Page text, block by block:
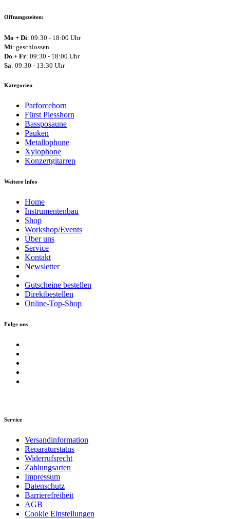
Öffnungszeiten:
Mo + Di: 09:30 - 18:00 Uhr
Mi: geschlossen
Do + Fr: 09:30 - 18:00 Uhr
Sa: 09:30 - 13:30 Uhr
Kategorien
Parforcehorn
Fürst Plesshorn
Bassposaune
Pauken
Metallophone
Xylophone
Konzertgitarren
Weitere Infos
Home
Instrumentenbau
Shop
Workshop/Events
Über uns
Service
Kontakt
Newsletter
Gutscheine bestellen
Direktbestellen
Online-Top-Shop
Folge uns
Service
Versandinformation
Reparaturstatus
Widerrufsrecht
Zahlungsarten
Impressum
Datenschutz
Barrierefreiheit
AGB
Cookie Einstellungen